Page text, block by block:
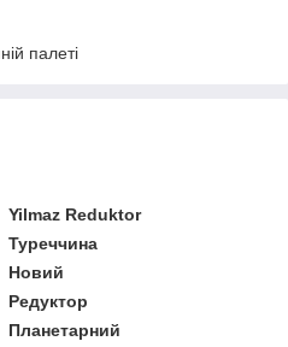
палеті
Yilmaz Reduktor
Туреччина
Новий
Редуктор
Планетарний